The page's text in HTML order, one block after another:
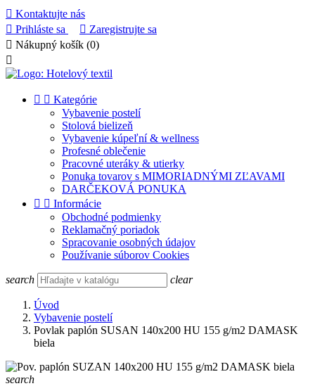
 Kontaktujte nás
 Prihláste sa  Zaregistrujte sa
 Nákupný košík (0)

  Kategórie
Vybavenie postelí
Stolová bielizeň
Vybavenie kúpeľní & wellness
Profesné oblečenie
Pracovné uteráky & utierky
Ponuka tovarov s MIMORIADNÝMI ZĽAVAMI
DARČEKOVÁ PONUKA
  Informácie
Obchodné podmienky
Reklamačný poriadok
Spracovanie osobných údajov
Používanie súborov Cookies
search clear
Úvod
Vybavenie postelí
Povlak paplón SUSAN 140x200 HU 155 g/m2 DAMASK
biela
search